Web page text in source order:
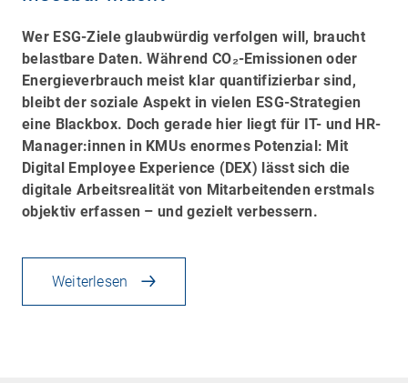
Wer ESG-Ziele glaubwürdig verfolgen will, braucht
belastbare Daten. Während CO₂-Emissionen oder
Energieverbrauch meist klar quantifizierbar sind,
bleibt der soziale Aspekt in vielen ESG-Strategien
eine Blackbox. Doch gerade hier liegt für IT- und HR-
Manager:innen in KMUs enormes Potenzial: Mit
Digital Employee Experience (DEX) lässt sich die
digitale Arbeitsrealität von Mitarbeitenden erstmals
objektiv erfassen – und gezielt verbessern.
Weiterlesen